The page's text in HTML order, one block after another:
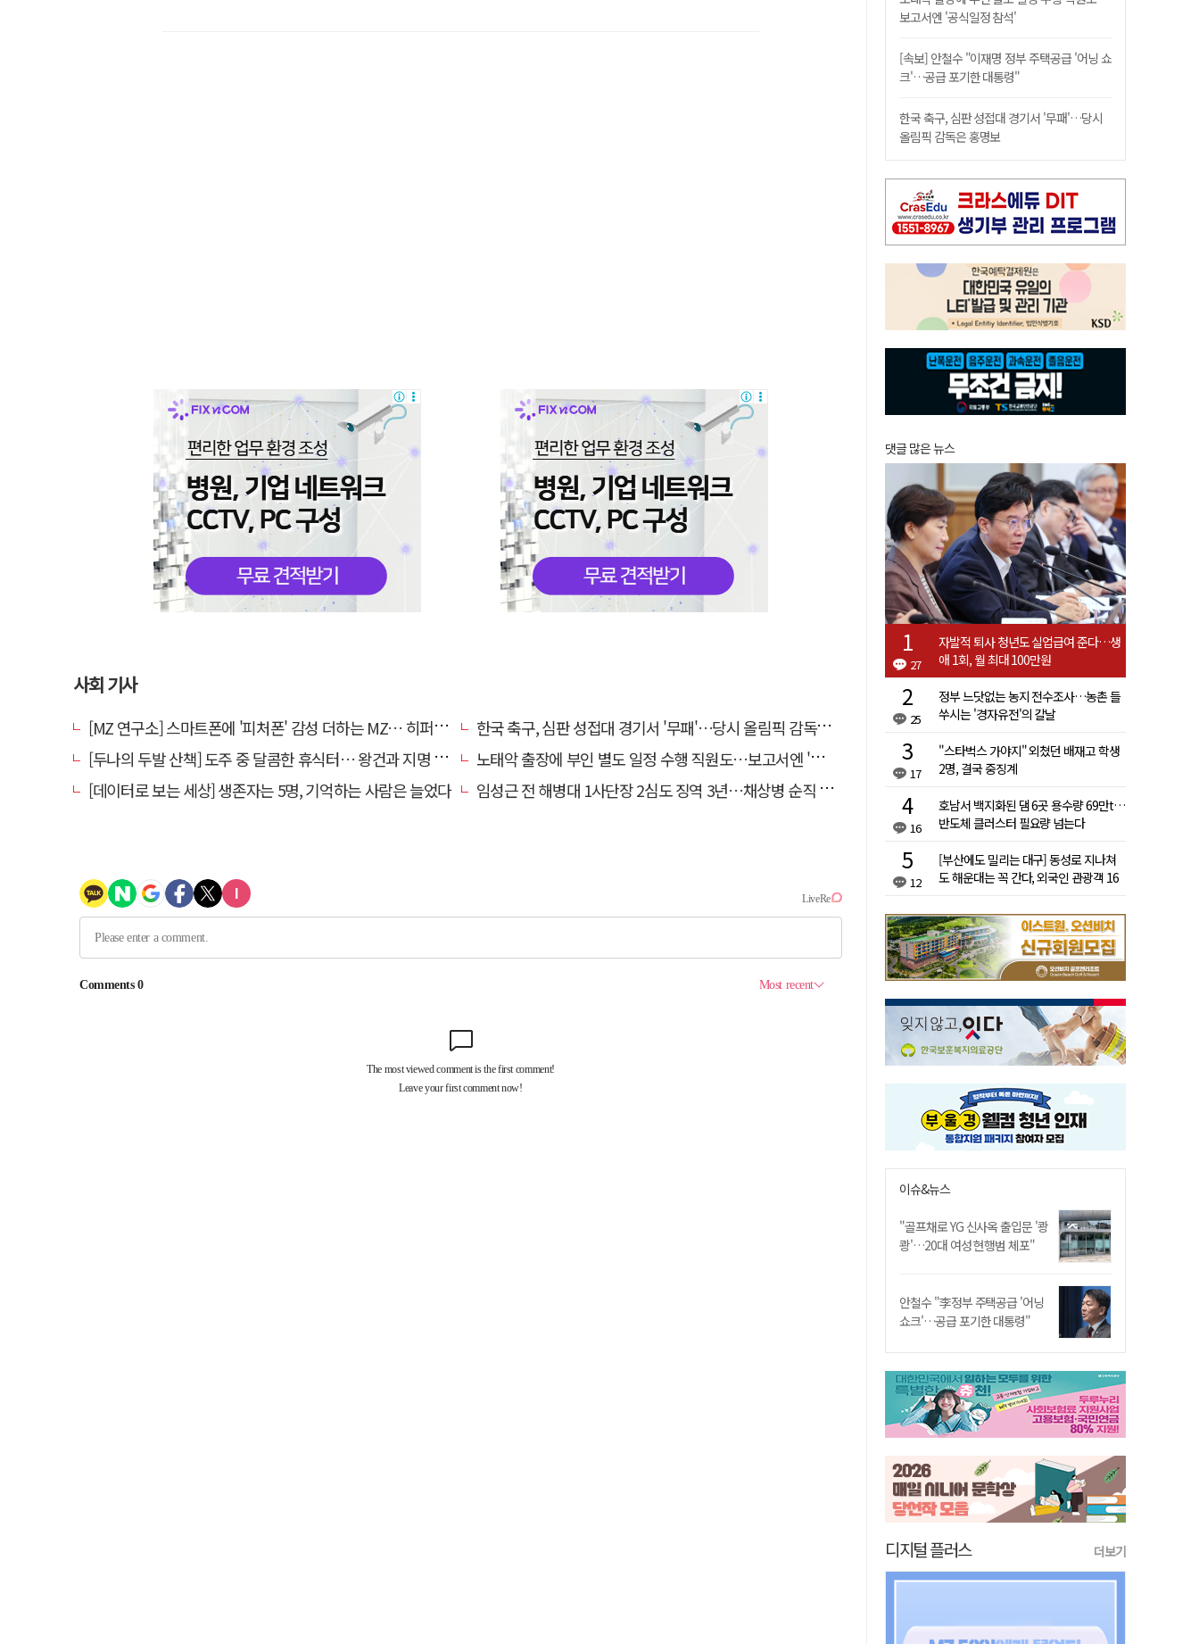
사회 기사
[MZ 연구소] 스마트폰에 '피처폰' 감성 더하는 MZ… 히퍼와 줄이어폰
한국 축구, 심판 성접대 경기서 '무패'…당시 올림픽 감독은 홍명보
[두나의 두발 산책] 도주 중 달콤한 휴식터… 왕건과 지명 산책
노태악 출장에 부인 별도 일정 수행 직원도…보고서엔 '공식일정 참석'
[데이터로 보는 세상] 생존자는 5명, 기억하는 사람은 늘었다
임성근 전 해병대 1사단장 2심도 징역 3년…채상병 순직 책임 유죄
보고서엔 '공식일정 참석'
[속보] 안철수 "이재명 정부 주택공급 '어닝 쇼
크'…공급 포기한 대통령"
한국 축구, 심판 성접대 경기서 '무패'…당시
올림픽 감독은 홍명보
댓글 많은 뉴스
27
자발적 퇴사 청년도 실업급여 준다…생
애 1회, 월 최대 100만원
25
정부 느닷없는 농지 전수조사…농촌 들
쑤시는 '경자유전'의 칼날
17
"스타벅스 가야지" 외쳤던 배재고 학생
2명, 결국 중징계
16
호남서 백지화된 댐 6곳 용수량 69만t…
반도체 클러스터 필요량 넘는다
12
[부산에도 밀리는 대구] 동성로 지나쳐
도 해운대는 꼭 간다, 외국인 관광객 16
이슈&뉴스
"골프채로 YG 신사옥 출입문 '쾅
쾅'…20대 여성 현행범 체포"
안철수 "李정부 주택공급 '어닝
쇼크'…공급 포기한 대통령"
디지털 플러스 더보기